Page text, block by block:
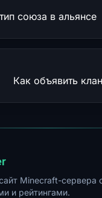
союза в альянсе
Как объявить
Minecraft-сервера
и рейтингами.